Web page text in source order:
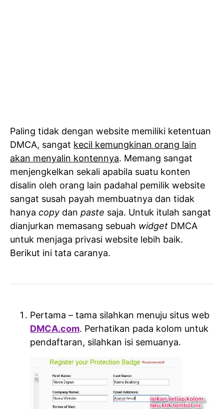
Paling tidak dengan website memiliki ketentuan
DMCA, sangat kecil kemungkinan orang lain
akan menyalin kontennya. Memang sangat
menjengkelkan sekali apabila suatu konten
disalin oleh orang lain padahal pemilik website
sangat susah payah membuatnya dan tidak
hanya copy dan paste saja. Untuk itulah sangat
dianjurkan memasang sebuah widget DMCA
untuk menjaga privasi website lebih baik.
Berikut ini tata caranya.
Pertama – tama silahkan menuju situs web
DMCA.com. Perhatikan pada kolom untuk
pendaftaran, silahkan isi semuanya.